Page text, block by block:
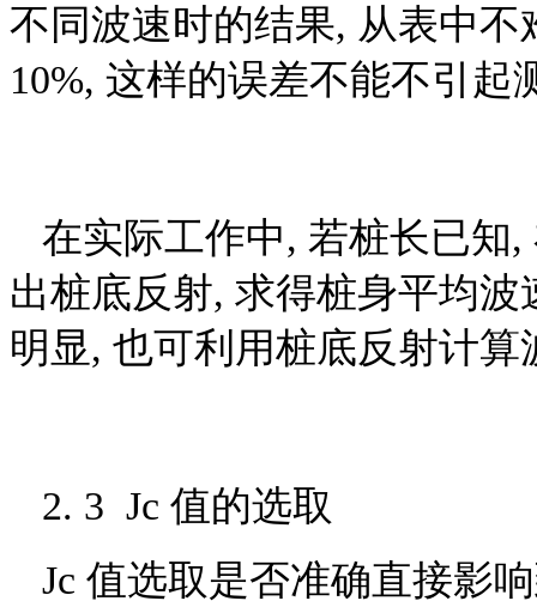
不同波速时的结果, 从表中
10%, 这样的误差不能不引起
在实际工作中, 若桩长已知,
出桩底反射, 求得桩身平均
明显, 也可利用桩底反射计算
2. 3 Jc 值的选取
Jc 值选取是否准确直接影